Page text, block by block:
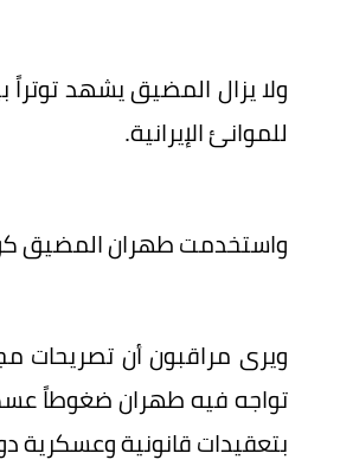
ولا يزال المضيق يشهد
للموانئ الإيرانية.
واستخدمت طهران المضيق
ويرى مراقبون أن
تواجه فيه طهران ضغوطاً
بتعقيدات قانونية